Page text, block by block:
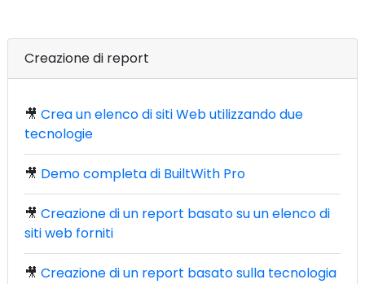
Creazione di report
🎥 Crea un elenco di siti Web utilizzando due
tecnologie
🎥 Demo completa di BuiltWith Pro
🎥 Creazione di un report basato su un elenco di
siti web forniti
🎥 Creazione di un report basato sulla tecnologia